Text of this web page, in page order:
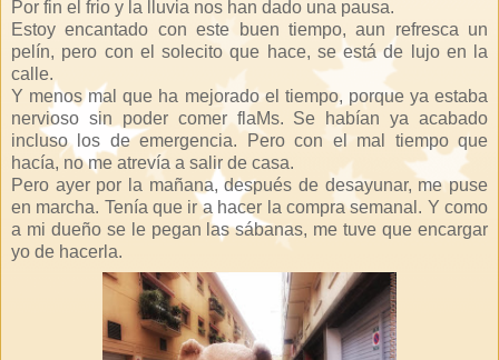
Por fin el frio y la lluvia nos han dado una pausa.
Estoy encantado con este buen tiempo, aun refresca un
pelín, pero con el solecito que hace, se está de lujo en la
calle.
Y menos mal que ha mejorado el tiempo, porque ya estaba
nervioso sin poder comer flaMs. Se habían ya acabado
incluso los de emergencia. Pero con el mal tiempo que
hacía, no me atrevía a salir de casa.
Pero ayer por la mañana, después de desayunar, me puse
en marcha. Tenía que ir a hacer la compra semanal. Y como
a mi dueño se le pegan las sábanas, me tuve que encargar
yo de hacerla.